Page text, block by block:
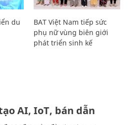
du
BAT Việt Nam tiếp sức
phụ nữ vùng biên giới
phát triển sinh kế
AI, IoT, bán dẫn